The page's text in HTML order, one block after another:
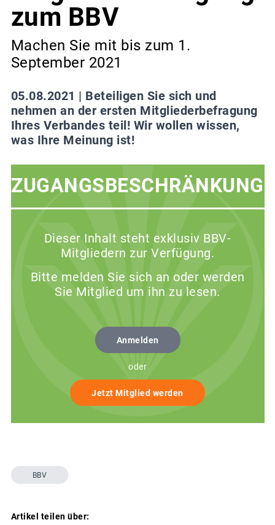
zum BBV
Machen Sie mit bis zum 1.
September 2021
05.08.2021 | Beteiligen Sie sich und
nehmen an der ersten Mitgliederbefragung
Ihres Verbandes teil! Wir wollen wissen,
was Ihre Meinung ist!
ZUGANGSBESCHRÄNKUNG
Dieser Inhalt steht exklusiv BBV-
Mitgliedern zur Verfügung.
Bitte melden Sie sich an oder werden
Sie Mitglied um ihn zu lesen.
Anmelden
oder
Jetzt Mitglied werden
BBV
Artikel teilen über: